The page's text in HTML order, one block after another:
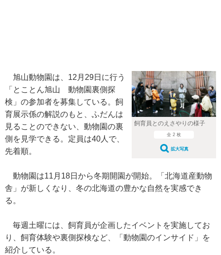
飼育員とのえさやりの様子
全 2 枚
拡大写真
旭山動物園は、12月29日に行う
「とことん旭山 動物園裏側探
検」の参加者を募集している。飼
育展示係の解説のもと、ふだんは
見ることのできない、動物園の裏
側を見学できる。定員は40人で、
先着順。
動物園は11月18日から冬期開園が開始。「北海道産動物
舎」が新しくなり、冬の北海道の豊かな自然を実感でき
る。
毎週土曜には、飼育員が企画したイベントを実施してお
り、飼育体験や裏側探検など、「動物園のインサイド」を
紹介している。